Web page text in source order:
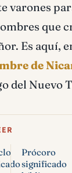
varones
que
Es aquí,
de
del Nuevo
Prócoro
significado